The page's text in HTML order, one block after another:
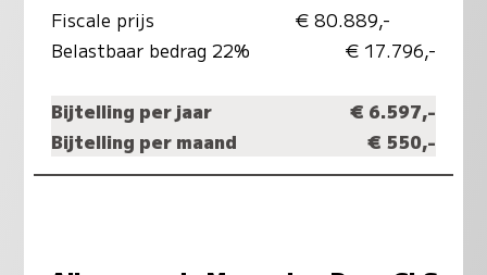
Fiscale prijs
€ 80.889,-
Belastbaar bedrag 22%
€ 17.796,-
Bijtelling per jaar
€ 6.597,-
Bijtelling per maand
€ 550,-